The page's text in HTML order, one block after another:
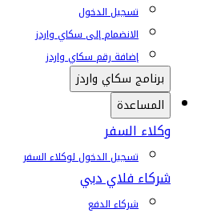
تسجيل الدخول
الانضمام إلى سكاي واردز
إضافة رقم سكاي واردز
برنامج سكاي واردز
المساعدة
وكلاء السفر
تسجيل الدخول لوكلاء السفر
شركاء فلاي دبي
شركاء الدفع